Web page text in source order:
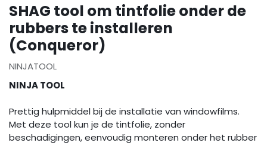
SHAG tool om tintfolie onder de
rubbers te installeren
(Conqueror)
NINJATOOL
NINJA TOOL
Prettig hulpmiddel bij de installatie van windowfilms.
Met deze tool kun je de tintfolie, zonder
beschadigingen, eenvoudig monteren onder het rubber